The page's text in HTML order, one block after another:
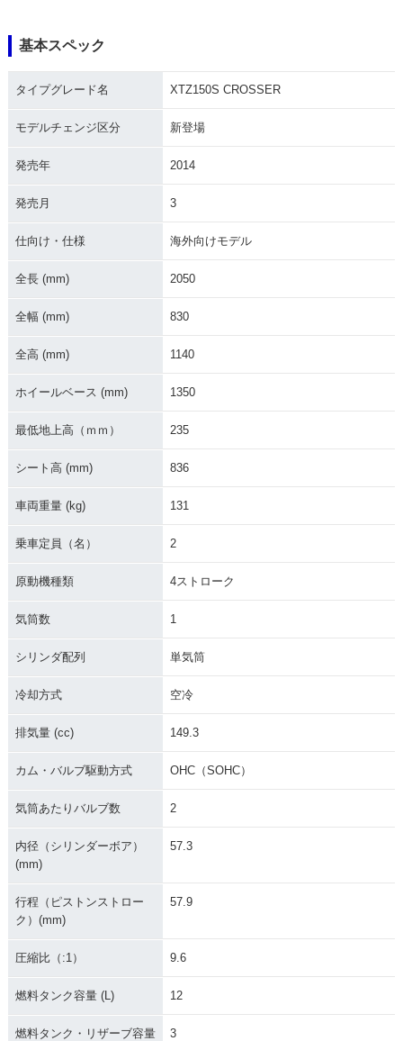
基本スペック
タイプグレード名 XTZ150S CROSSER
モデルチェンジ区分 新登場
発売年 2014
発売月 3
仕向け・仕様 海外向けモデル
全長 (mm) 2050
全幅 (mm) 830
全高 (mm) 1140
ホイールベース (mm) 1350
最低地上高（ｍｍ） 235
シート高 (mm) 836
車両重量 (kg) 131
乗車定員（名） 2
原動機種類 4ストローク
気筒数 1
シリンダ配列 単気筒
冷却方式 空冷
排気量 (cc) 149.3
カム・バルブ駆動方式 OHC（SOHC）
気筒あたりバルブ数 2
内径（シリンダーボア）
(mm)
57.3
行程（ピストンストロー
ク）(mm)
57.9
圧縮比（:1） 9.6
燃料タンク容量 (L) 12
燃料タンク・リザーブ容量
3